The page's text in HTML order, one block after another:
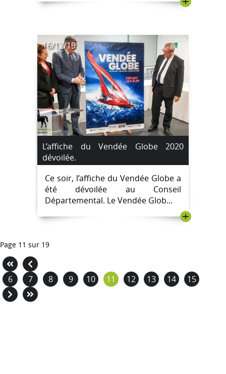
16/12/19
L’affiche du Vendée Globe 2020
dévoilée.
Ce soir, l’affiche du Vendée Globe a
été dévoilée au Conseil
Départemental. Le Vendée Glob...
+
Page 11 sur 19
6 7 8 9 10 11 12 13 14 15